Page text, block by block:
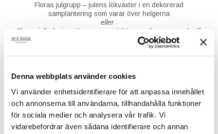
Denna webbplats använder cookies
Vi använder enhetsidentifierare för att anpassa innehållet
och annonserna till användarna, tillhandahålla funktioner
för sociala medier och analysera vår trafik. Vi
vidarebefordrar även sådana identifierare och annan
Floras julgrupp – julens lökväxter i en dekorerad
samplantering som varar över helgerna
eller
Floras julbukett – säsongens snittblommor komponerade till
en stämningsfull julbukett
delar av Floras övriga sortiment som handstöpta stearinljus,
999 kr
Samtliga alternativ kan bytas ut mot en värdecheck hos Flora
där mottagaren själv hämtar ut varor ur
Floras sortiment. Gäller till 2021-03-31. Har du särskilda